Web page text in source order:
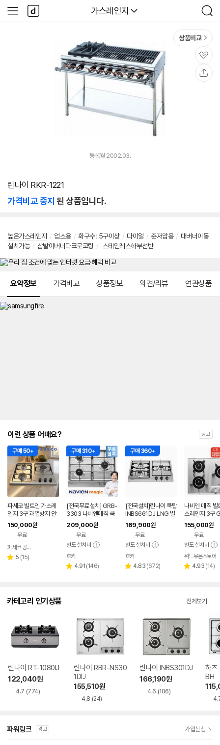
다나와
가스레인지
검
색
사
이
다
나
와
상품비교
관
심
등록월 2002.03.
린나이 RKR-1221
가격비교 중지 된 상품입니다.
높은가스레인지 / 업소용 / 화구수: 5구이상 / 다이얼 / 준저압용 / 대버너이동
설치가능 / 삼발이버너다크로코팅 / 스테인레스하부선반
요약정보 가격비교 상품정보 의견/리뷰 연관상품
이런 상품 어때요? 광고
구매 50+
파세코 빌트인 가스레
인지 3구 과열방지 안
전센서 매립형 가스쿡
탑 LNG 실버 스틸
150,000원
무료
파세코 공식인증점
별 5 리
(15)
구매 310+
[전국무료설치] GRB-
3303 나비엔매직 쿡
탑 빌트인 가스레인지
가스렌지 560x480
209,000원
무료
별도 설치비
호커
별 4.91 리
(146)
구매 360+
[전국설치]린나이 쿡탑
INBS661DJ LNG 빌
트인 가스레인지 560
x430
169,900원
무료
별도 설치비
호커
별 4.83 리
(672)
나비엔 매직 빌
스레인지 3구
103ND 가스쿡
립형 전국설치
155,000원
무료
별도 설치비
위드유온스토어
별 4.93 리
(14)
카테고리 인기상품 전체보기
린나이 RT-1080IJ
122,040원
4.7 (774)
린나이 RBR-NS30
1DIJ
155,510원
4.8 (24)
린나이 INBS301DJ
166,190원
4.6 (106)
하
BH
파워링크 광고 가입신청